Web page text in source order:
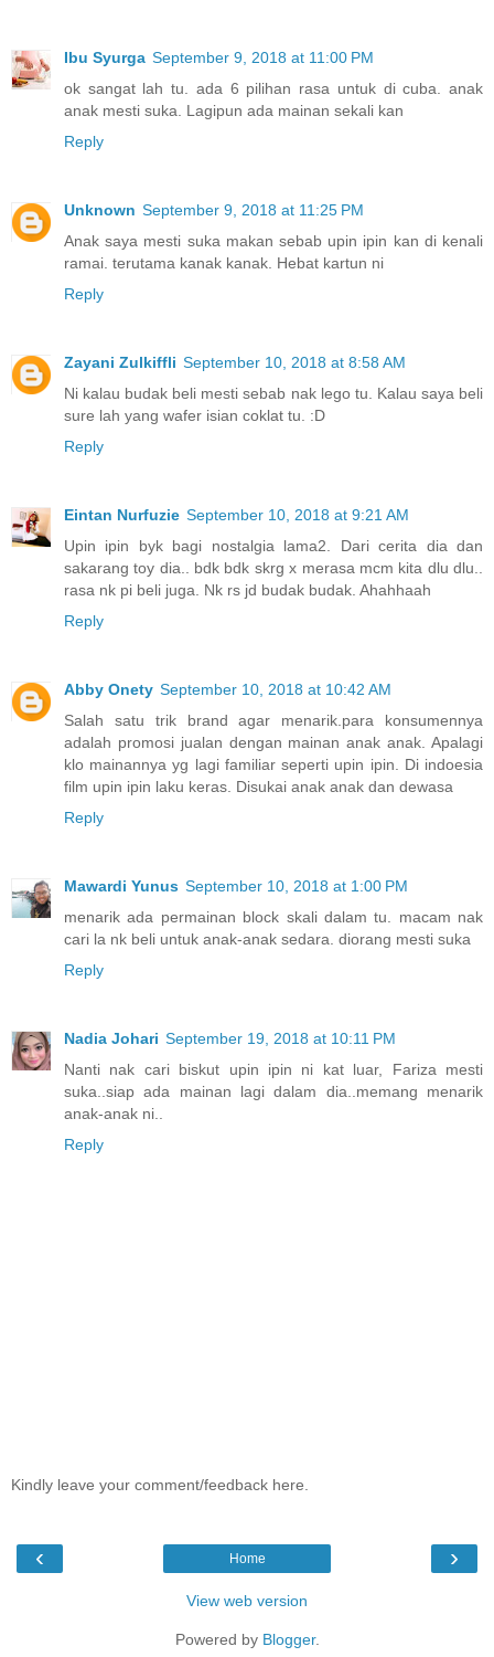
Ibu Syurga September 9, 2018 at 11:00 PM
ok sangat lah tu. ada 6 pilihan rasa untuk di cuba. anak
anak mesti suka. Lagipun ada mainan sekali kan
Reply
Unknown September 9, 2018 at 11:25 PM
Anak saya mesti suka makan sebab upin ipin kan di kenali
ramai. terutama kanak kanak. Hebat kartun ni
Reply
Zayani Zulkiffli September 10, 2018 at 8:58 AM
Ni kalau budak beli mesti sebab nak lego tu. Kalau saya beli
sure lah yang wafer isian coklat tu. :D
Reply
Eintan Nurfuzie September 10, 2018 at 9:21 AM
Upin ipin byk bagi nostalgia lama2. Dari cerita dia dan
sakarang toy dia.. bdk bdk skrg x merasa mcm kita dlu dlu..
rasa nk pi beli juga. Nk rs jd budak budak. Ahahhaah
Reply
Abby Onety September 10, 2018 at 10:42 AM
Salah satu trik brand agar menarik.para konsumennya
adalah promosi jualan dengan mainan anak anak. Apalagi
klo mainannya yg lagi familiar seperti upin ipin. Di indoesia
film upin ipin laku keras. Disukai anak anak dan dewasa
Reply
Mawardi Yunus September 10, 2018 at 1:00 PM
menarik ada permainan block skali dalam tu. macam nak
cari la nk beli untuk anak-anak sedara. diorang mesti suka
Reply
Nadia Johari September 19, 2018 at 10:11 PM
Nanti nak cari biskut upin ipin ni kat luar, Fariza mesti
suka..siap ada mainan lagi dalam dia..memang menarik
anak-anak ni..
Reply
Kindly leave your comment/feedback here.
‹ ›
Home
View web version
Powered by Blogger.